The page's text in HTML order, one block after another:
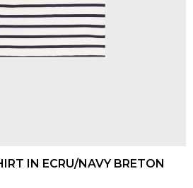
IN ECRU/NAVY BRETON